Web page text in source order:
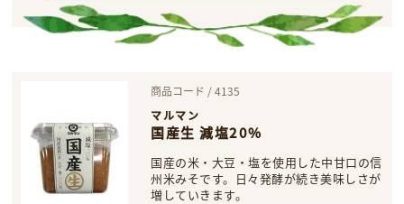
商品コード / 4135
マルマン
国産生 減塩20%
国産の米・大豆・塩を使用した中甘口の信
州米みそです。日々発酵が続き美味しさが
増していきます。